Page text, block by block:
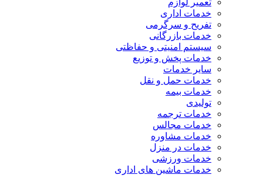
تعمیر لوازم
خدمات اداری
تفریح و سرگرمی
خدمات بازرگانی
سیستم امنیتی و حفاظتی
خدمات پخش و توزیع
سایر خدمات
خدمات حمل و نقل
خدمات بیمه
تولیدی
خدمات ترجمه
خدمات مجالس
خدمات مشاوره
خدمات در منزل
خدمات ورزشی
خدمات ماشین های اداری